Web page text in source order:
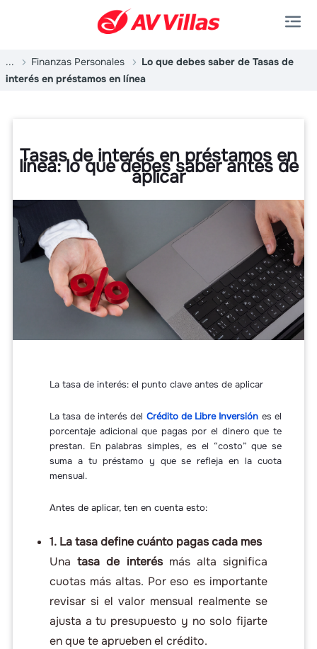
Saltar al contenido principal
... Finanzas Personales
Lo que debes saber de Tasas de
interés en préstamos en línea
Tasas de interés en préstamos en
línea: lo que debes saber antes de
aplicar
La tasa de interés: el punto clave antes de aplicar
La tasa de interés del Crédito de Libre Inversión es el
porcentaje adicional que pagas por el dinero que te
prestan. En palabras simples, es el “costo” que se
suma a tu préstamo y que se refleja en la cuota
mensual.
Antes de aplicar, ten en cuenta esto:
1. La tasa define cuánto pagas cada mes
Unatasa de interésmás alta significa
cuotas más altas. Por eso es importante
revisar si el valor mensual realmente se
ajusta a tu presupuesto y no solo fijarte
en que te aprueben el crédito.